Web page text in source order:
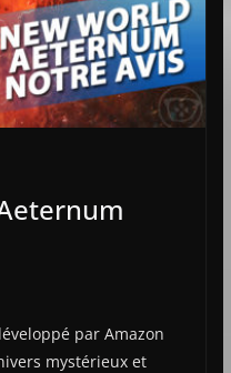
par Amazon
mystérieux et